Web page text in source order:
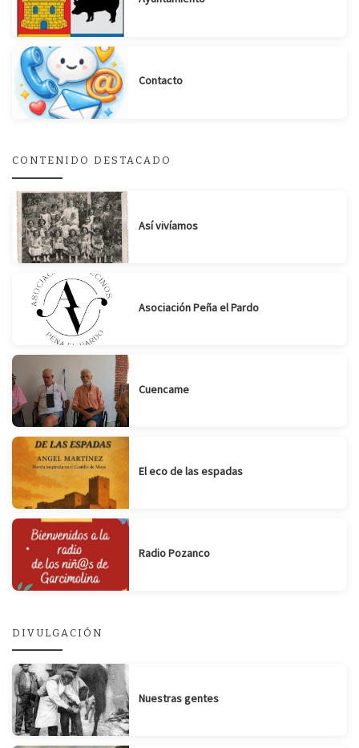
Contacto
CONTENIDO DESTACADO
Así vivíamos
Asociación Peña el Pardo
Cuencame
El eco de las espadas
Radio Pozanco
DIVULGACIÓN
Nuestras gentes